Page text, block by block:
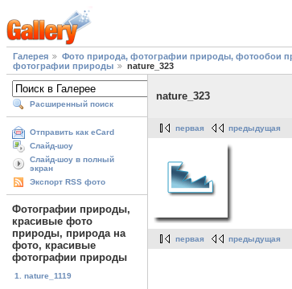
Галерея Фото природа, фотографии природы, фотообои
фотографии природы
nature_323
Расширенный поиск
Отправить как eCard
Слайд-шоу
Слайд-шоу в полный
экран
Экспорт RSS фото
Фотографии природы,
красивые фото
природы, природа на
фото, красивые
фотографии природы
1. nature_1119
nature_323
первая предыдущая
первая предыдущая